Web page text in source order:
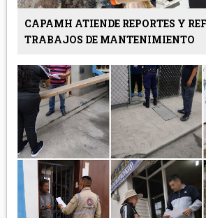
CAPAMH ATIENDE REPORTES Y
TRABAJOS DE MANTENIMIENTO